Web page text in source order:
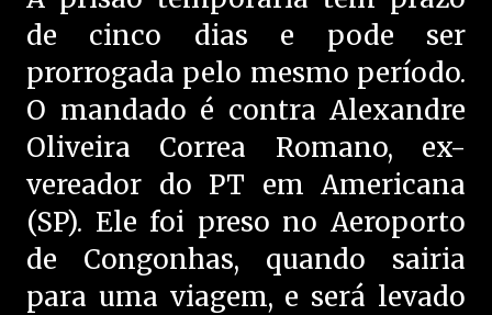
de cinco dias e pode ser
prorrogada pelo mesmo período.
O mandado é contra Alexandre
Oliveira Correa Romano, ex-
vereador do PT em Americana
(SP). Ele foi preso no Aeroporto
de Congonhas, quando sairia
para uma viagem, e será levado